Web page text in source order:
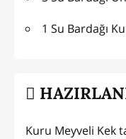
1 Su Bardağı
Kuru Meyveli Kek